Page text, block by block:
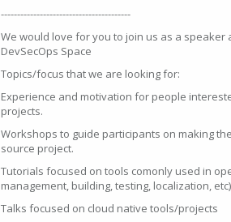
----------------------------------------
We would love for you to join us as a speaker
DevSecOps Space
Topics/focus that we are looking for:
Experience and motivation for people
projects.
Workshops to guide participants on making
source project.
Tutorials focused on tools comonly used in
management, building, testing, localization,
Talks focused on cloud native tools/projects